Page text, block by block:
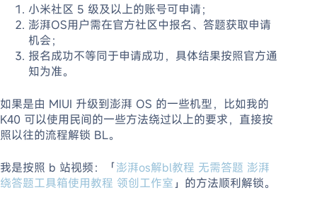
小米社区 5 级及以上的账号可申请；
澎湃OS用户需在官方社区中报名、答题获取申请
机会；
报名成功不等同于申请成功，具体结果按照官方通
知为准。
如果是由 MIUI 升级到澎湃 OS 的一些机型，比如我的
K40 可以使用民间的一些方法绕过以上的要求，直接按
照以往的流程解锁 BL。
我是按照 b 站视频：「澎湃os解bl教程 无需答题 澎湃
绕答题工具箱使用教程 领创工作室」的方法顺利解锁。